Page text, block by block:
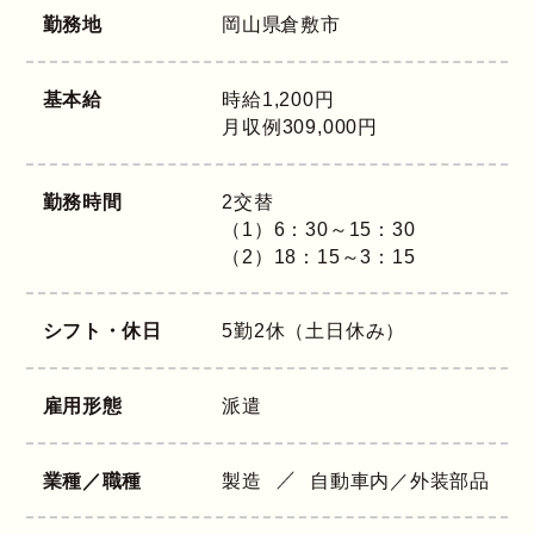
勤務地 岡山県倉敷市
基本給
時給1,200円
月収例309,000円
勤務時間
2交替
（1）6：30～15：30
（2）18：15～3：15
シフト・休日 5勤2休（土日休み）
雇用形態 派遣
業種／職種 製造 自動車内／外装部品